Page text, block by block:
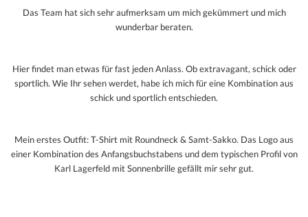
Das Team hat sich sehr aufmerksam um mich gekümmert und mich
wunderbar beraten.
Hier findet man etwas für fast jeden Anlass. Ob extravagant, schick oder
sportlich. Wie Ihr sehen werdet, habe ich mich für eine Kombination aus
schick und sportlich entschieden.
Mein erstes Outfit: T-Shirt mit Roundneck & Samt-Sakko. Das Logo aus
einer Kombination des Anfangsbuchstabens und dem typischen Profil von
Karl Lagerfeld mit Sonnenbrille gefällt mir sehr gut.